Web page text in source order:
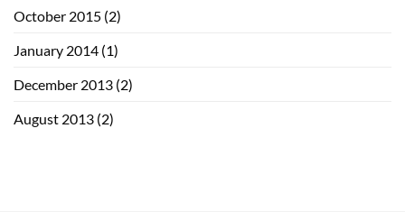
October 2015 (2)
January 2014 (1)
December 2013 (2)
August 2013 (2)